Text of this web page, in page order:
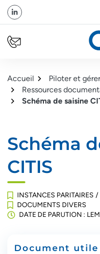
Gestion des traceurs
Aller
la
navigation
Aller
au
contenu
Aller
au
pied
de
page
Linkedin
(ouverture dans un nouvel
NOUS CONTACTER
Accueil
Piloter et
Ressources
Schéma de saisine
Schéma
CITIS
INSTANCES PARITAIRES /
DOCUMENTS DIVERS
DATE DE PARUTION : LE
Document utile